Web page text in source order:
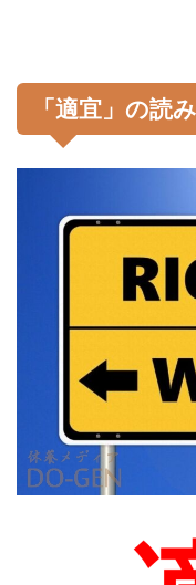
「適宜」の読